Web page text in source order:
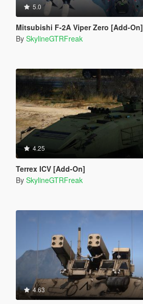
5.0
Mitsubishi F-2A Viper Zero [Add-On]
By SkylineGTRFreak
4.25
Terrex ICV [Add-On]
By SkylineGTRFreak
4.63